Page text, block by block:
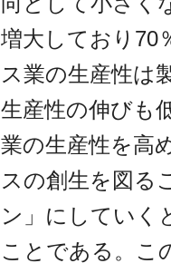
増大しており70
ス業の生産性は
生産性の伸びも
業の生産性を高
スの創生を図る
ン」にしていく
ことである。こ